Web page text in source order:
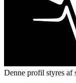
Denne profil styres af